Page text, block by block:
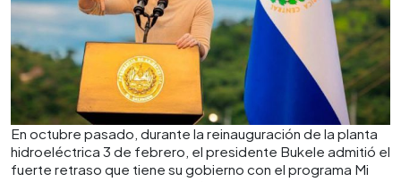
En octubre pasado, durante la reinauguración de la planta
hidroeléctrica 3 de febrero, el presidente Bukele admitió el
fuerte retraso que tiene su gobierno con el programa Mi